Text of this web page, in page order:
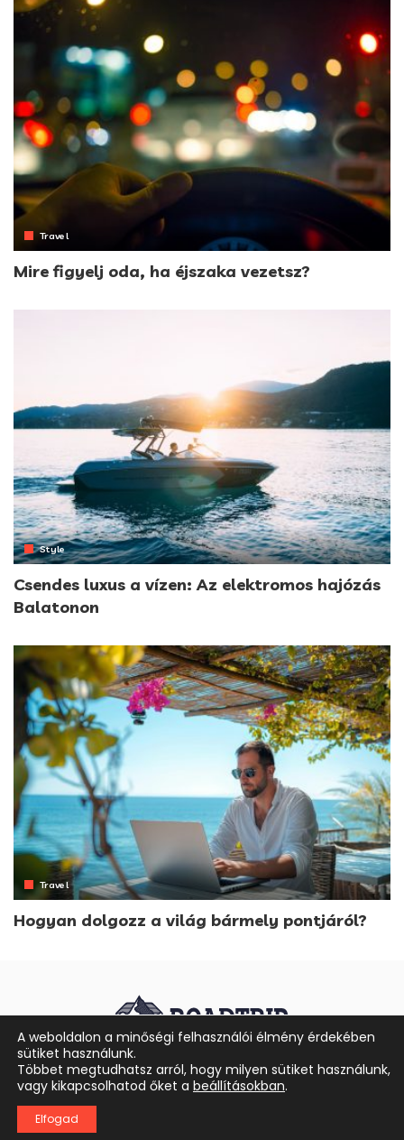
Travel
Mire figyelj oda, ha éjszaka vezetsz?
Style
Csendes luxus a vízen: Az elektromos hajózás
Balatonon
Travel
Hogyan dolgozz a világ bármely pontjáról?
Impresszum
A weboldalon a minőségi felhasználói élmény érdekében
sütiket használunk.
Többet megtudhatsz arról, hogy milyen sütiket használunk,
vagy kikapcsolhatod őket a beállításokban.
Elfogad